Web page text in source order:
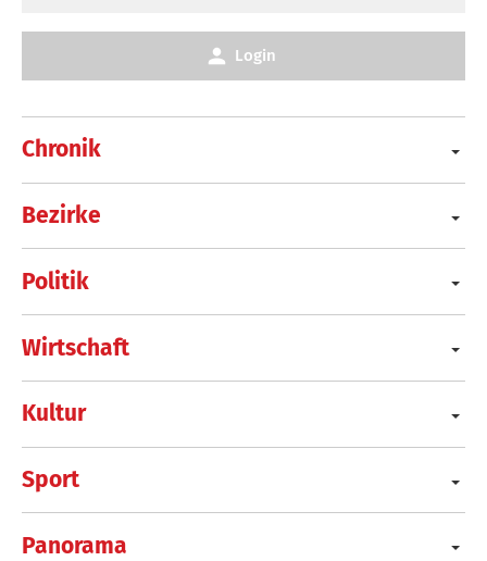
Chronik
Bezirke
Politik
Wirtschaft
Kultur
Sport
Panorama
Login